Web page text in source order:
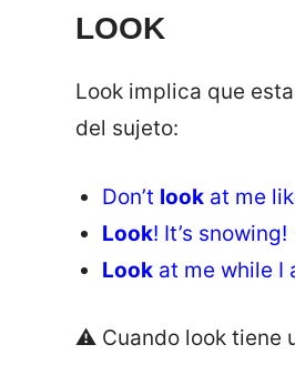
LOOK
Look implica que
del sujeto:
Don’t lookat me
Look! It’s
Lookat me while I
⚠️ Cuando look tiene